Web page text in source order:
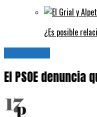
¿Es posible
El PSOE